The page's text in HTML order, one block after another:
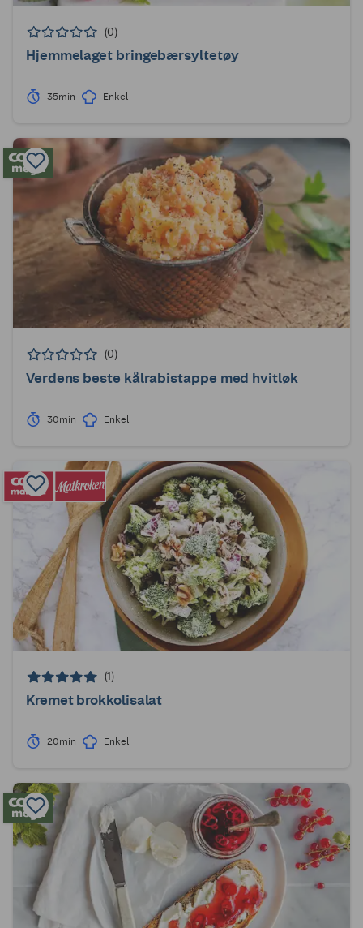
(0)
Hjemmelaget bringebærsyltetøy
35min Enkel
(0)
Verdens beste kålrabistappe med hvitløk
30min Enkel
(1)
Kremet brokkolisalat
20min Enkel